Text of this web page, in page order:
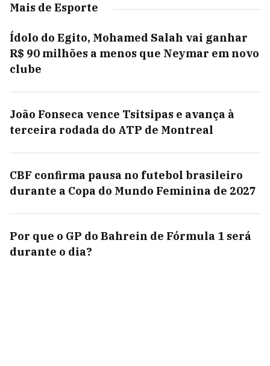
Mais de Esporte
Ídolo do Egito, Mohamed Salah vai ganhar
R$ 90 milhões a menos que Neymar em novo
clube
João Fonseca vence Tsitsipas e avança à
terceira rodada do ATP de Montreal
CBF confirma pausa no futebol brasileiro
durante a Copa do Mundo Feminina de 2027
Por que o GP do Bahrein de Fórmula 1 será
durante o dia?